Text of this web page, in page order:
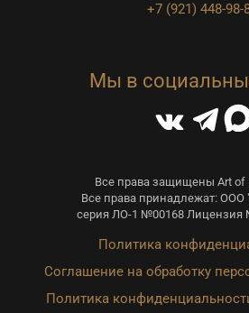
+7 (921) 448-98-
Мы в
Все права защищены Art of
Все права принадлежат: ООО
серия ЛО-1 №00168 Лицензия
Политика
Соглашение на обработку
Политика